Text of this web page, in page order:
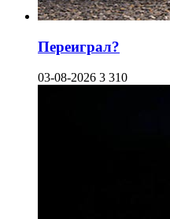
Переиграл?
03-08-2026 3 310